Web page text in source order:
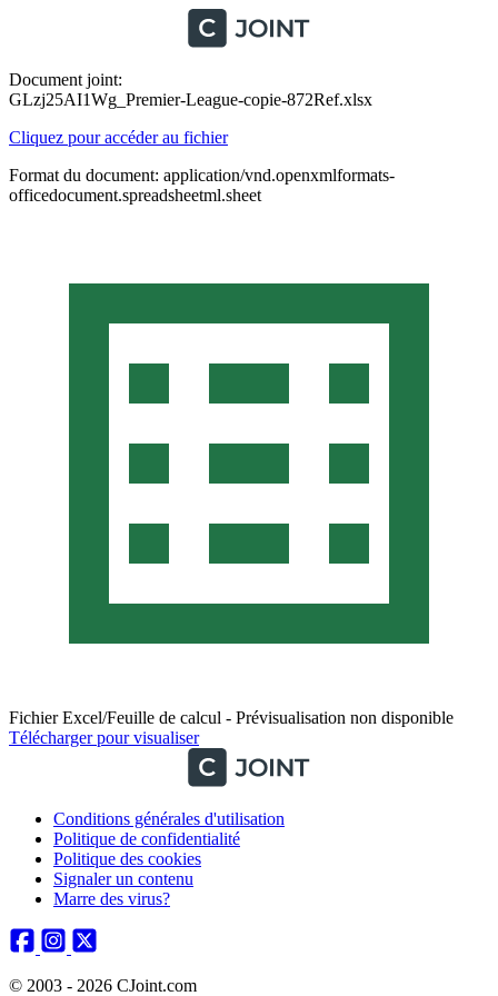
Document joint:
GLzj25AI1Wg_Premier-League-copie-872Ref.xlsx
Cliquez pour accéder au fichier
Format du document: application/vnd.openxmlformats-
officedocument.spreadsheetml.sheet
Fichier Excel/Feuille de calcul - Prévisualisation non disponible
Télécharger pour visualiser
Conditions générales d'utilisation
Politique de confidentialité
Politique des cookies
Signaler un contenu
Marre des virus?
© 2003 - 2026 CJoint.com